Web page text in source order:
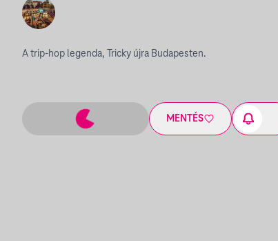
A trip-hop legenda, Tricky újra Budapesten.
MENTÉS